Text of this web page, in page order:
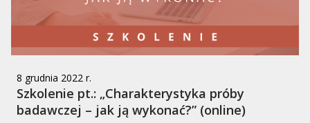
8 grudnia 2022 r.
Szkolenie pt.: „Charakterystyka próby
badawczej – jak ją wykonać?” (online)